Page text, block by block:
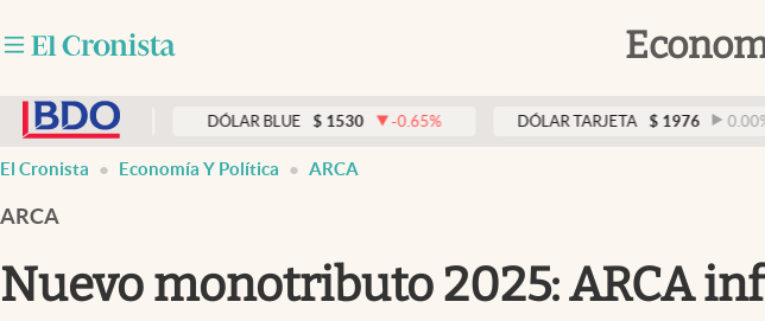
Otras secciones
Clima
% DÓLAR BLUE $ 1530 -0.65% DÓLAR TARJETA $ 1976 0.00%
El Cronista Economía Y Política ARCA
ARCA
Nuevo monotributo 2025: ARCA